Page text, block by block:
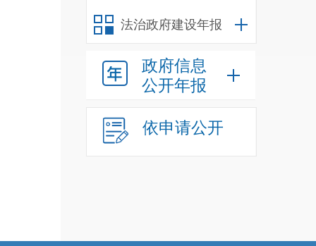
法治政府建设年报
政府信息
公开年报
依申请公开